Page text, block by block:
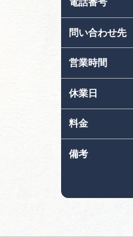
電話番号
問い合わせ先
営業時間
休業日
料金
備考